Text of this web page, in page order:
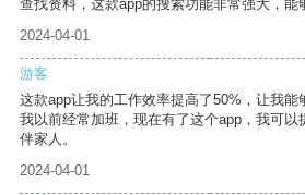
查找资料，这款app的搜索功能非常强大，能
2024-04-01
游客
这款app让我的工作效率提高了50%，让我能
我以前经常加班，现在有了这个app，我可
伴家人。
2024-04-01